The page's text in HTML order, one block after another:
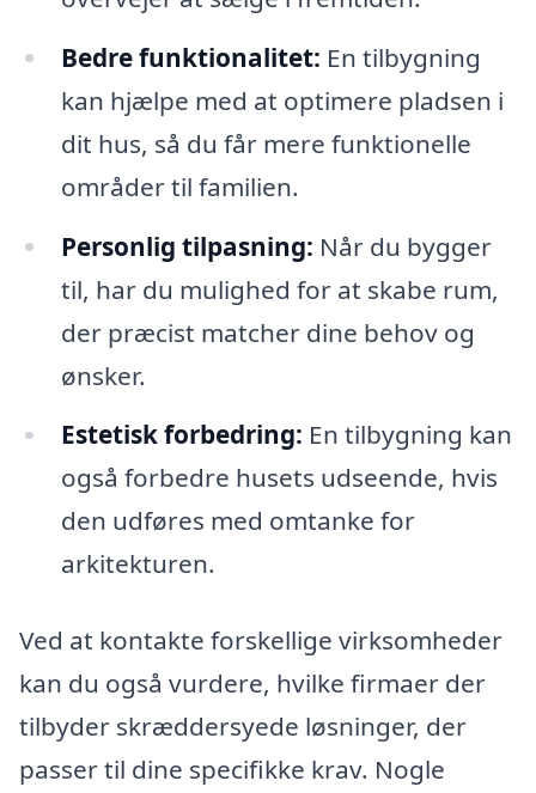
Bedre funktionalitet: En tilbygning
kan hjælpe med at optimere pladsen i
dit hus, så du får mere funktionelle
områder til familien.
Personlig tilpasning: Når du bygger
til, har du mulighed for at skabe rum,
der præcist matcher dine behov og
ønsker.
Estetisk forbedring: En tilbygning kan
også forbedre husets udseende, hvis
den udføres med omtanke for
arkitekturen.
Ved at kontakte forskellige virksomheder
kan du også vurdere, hvilke firmaer der
tilbyder skræddersyede løsninger, der
passer til dine specifikke krav. Nogle